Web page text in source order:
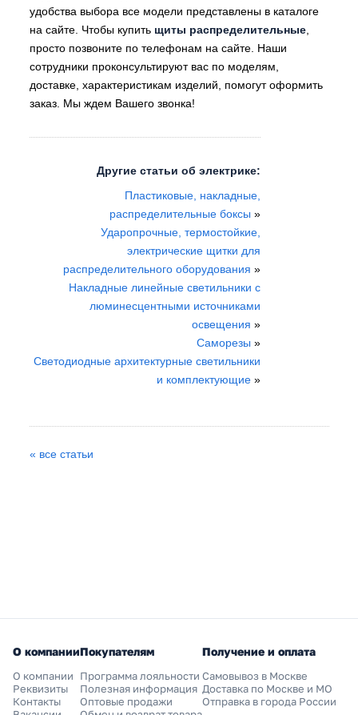
удобства выбора все модели представлены в каталоге
на сайте. Чтобы купить щиты распределительные
просто позвоните по телефонам на сайте. Наши
сотрудники проконсультируют вас по моделям,
доставке, характеристикам изделий, помогут оформить
заказ. Мы ждем Вашего звонка!
Другие статьи об электрике:
Пластиковые, накладные,
распределительные боксы »
Ударопрочные, термостойкие,
электрические щитки для
распределительного оборудования »
Накладные линейные светильники с
люминесцентными источниками
освещения »
Саморезы »
Светодиодные архитектурные светильники
и комплектующие»
« все статьи
О компании
О компании
Реквизиты
Контакты
Покупателям
Программа лояльности
Полезная информация
Оптовые продажи
Получение и оплата
Самовывоз в Москве
Доставка по Москве и МО
Отправка в города России